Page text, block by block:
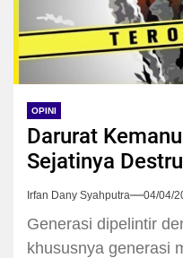
OPINI
Darurat
Sejatinya
Irfan Dany Syahputra 04/04/
Generasi dipelintir
khususnya generasi